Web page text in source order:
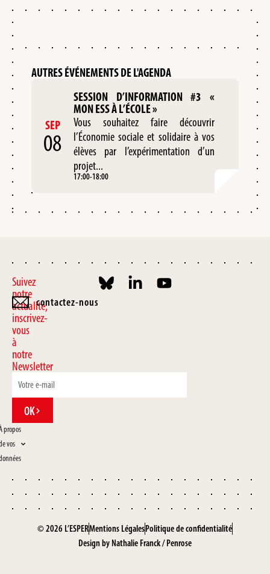
AUTRES ÉVÉNEMENTS DE L'AGENDA
SEP
08
SESSION D’INFORMATION #3 «
MON ESS À L’ÉCOLE »
Vous souhaitez faire découvrir
l’Économie sociale et solidaire à vos
élèves par l’expérimentation d’un
projet...
17:00-18:00
Suivez
notre
actualité,
inscrivez-
vous
à
notre
Newsletter
OK
propos
vos
contactez-nous
© 2026 L’ESPERMentions LégalesPolitique de confidentialité
Design by Nathalie Franck/Penrose